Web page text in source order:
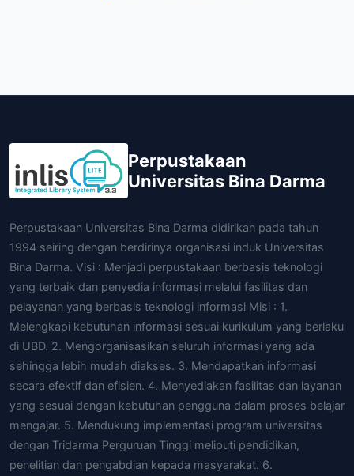
Perpustakaan
Universitas Bina Darma
Perpustakaan Universitas Bina Darma didirikan pada tahun
1994 seiring dengan berdirinya organisasi induk Universitas
Bina Darma. Visi : Menjadi perpustakaan berbasis teknologi
yang terbaik dan penyedia informasi melalui fasilitas dan
pelayanan yang berbasis teknologi informasi Misi : 1.
Melengkapi kebutuhan informasi sesuai kurikulum yang berlaku
di UBD. 2. Mengorganisasikan seluruh informasi yang ada
sehingga lebih mudah diakses. 3. Mendapatkan informasi
secara efektif dan efisien. 4. Menyediakan fasilitas dan layanan
yang sesuai dengan kebutuhan pengguna dalam proses belajar
mengajar. 5. Mendukung implementasi program universitas
dengan Tridarma Perguruan Tinggi meliputi pendidikan,
penelitian dan pengabdian kepada masyarakat. 6.